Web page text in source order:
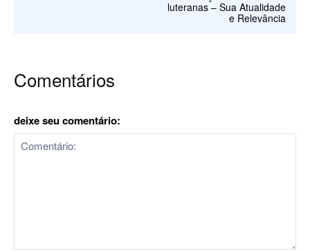
luteranas – Sua Atualidade
e Relevância
Comentários
deixe seu comentário: